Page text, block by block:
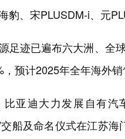
豹、宋PLUSDM-i、元
足迹已遍布六大洲、全
预计2025年全年海外销
比亚迪大力发展自有
交船及命名仪式在江苏